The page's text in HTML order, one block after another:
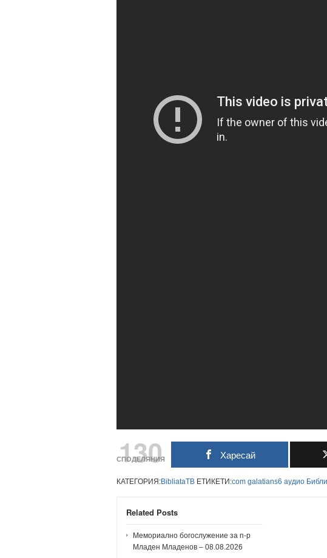
130
СПОДЕЛЯНИЯ Харесай
КАТЕГОРИЯ:BibliataTB ЕТИКЕТИ:com galatians6 аудио
Related Posts
Мемориално богослужение за п-р
Младен Младенов – 08.08.2026